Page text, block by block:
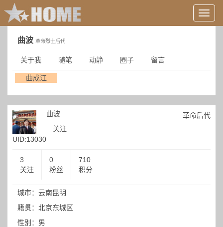
用
户
曲波 革命烈士后代
关于我 随笔 动静 圈子 留言
曲成江
UID:13030
曲波
关注
革命后代
3
关注
0
粉丝
710
积分
城市：云南昆明
籍贯：北京东城区
性别：男